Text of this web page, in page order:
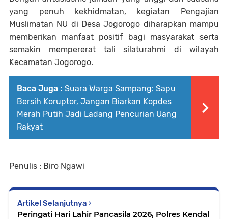
yang penuh kekhidmatan, kegiatan Pengajian
Muslimatan NU di Desa Jogorogo diharapkan mampu
memberikan manfaat positif bagi masyarakat serta
semakin mempererat tali silaturahmi di wilayah
Kecamatan Jogorogo.
Baca Juga : Suara Warga Sampang: Sapu
Bersih Koruptor, Jangan Biarkan Kopdes
Merah Putih Jadi Ladang Pencurian Uang
Rakyat
Penulis : Biro Ngawi
Artikel Selanjutnya
Peringati Hari Lahir Pancasila 2026, Polres Kendal